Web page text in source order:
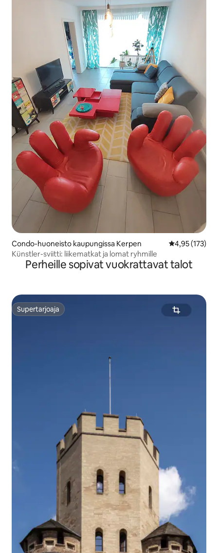
Condo-huoneisto kaupungissa Kerpen
4,95 (173)
Künstler-sviitti: liikematkat ja lomat ryhmille
Perheille sopivat vuokrattavat talot
Supertarjoaja
Supertarjoaja